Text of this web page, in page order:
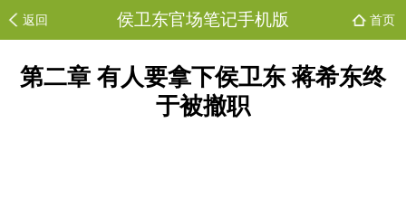
返回 侯卫东官场笔记手机版 首页
第二章 有人要拿下侯卫东 蒋希东终
于被撤职